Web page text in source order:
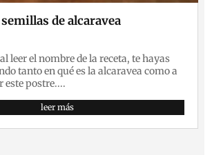
de alcaravea
leer el nombre de la receta, te hayas
tanto en qué es la alcaravea como a
este postre....
leer más